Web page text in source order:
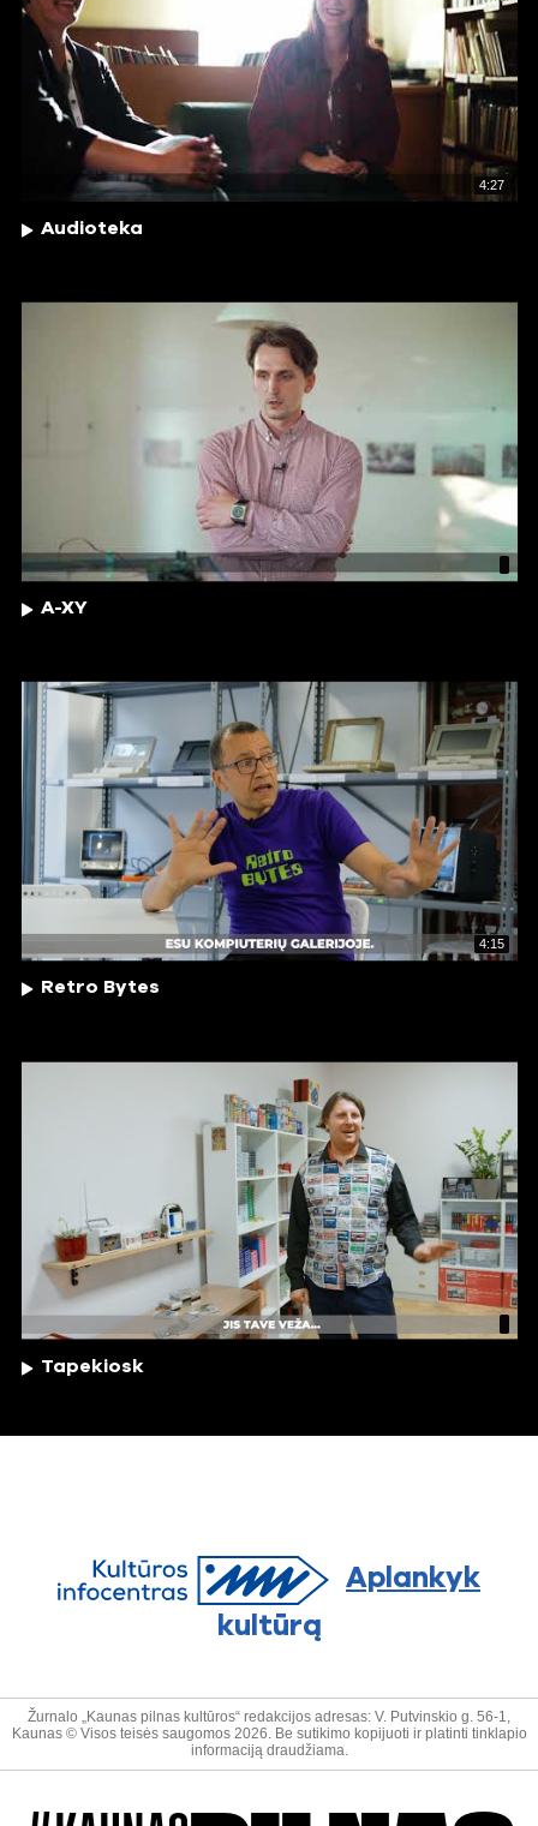
4:27
Audioteka
A-XY
4:15
Retro Bytes
Tapekiosk
Aplankyk
kultūrą
Žurnalo „Kaunas pilnas kultūros“ redakcijos adresas: V. Putvinskio g. 56-1,
Kaunas © Visos teisės saugomos 2026. Be sutikimo kopijuoti ir platinti tinklapio
informaciją draudžiama.